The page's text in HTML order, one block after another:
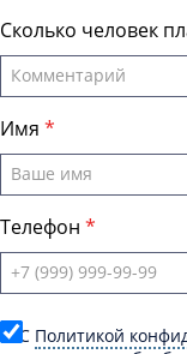
Сколько человек
Имя
Телефон
C Политикой